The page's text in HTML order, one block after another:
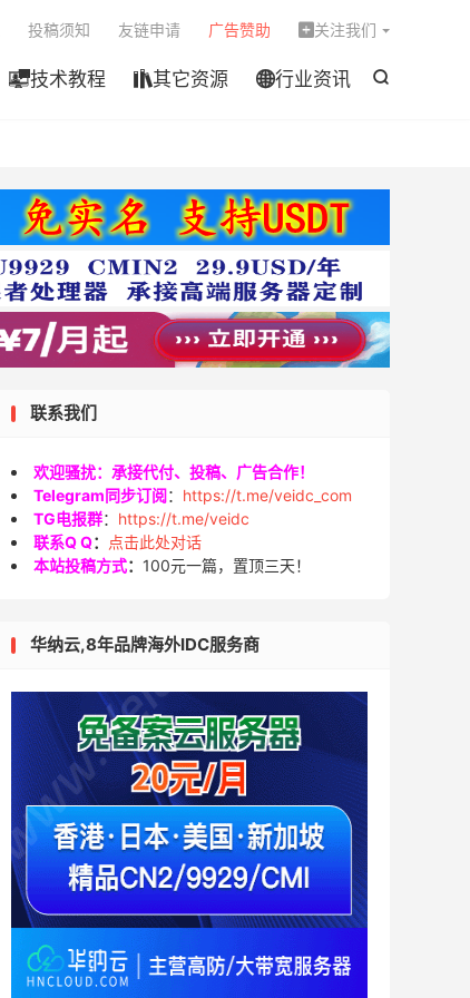

技术教程 其它资源 行业资讯
投稿须知 友链申请 广告赞助  关注我们
联系我们
欢迎骚扰：承接代付、投稿、广告合作！
Telegram同步订阅： https://t.me/veidc_com
TG电报群： https://t.me/veidc
联系Q Q：
点击此处对话
本站投稿方式： 100元一篇，置顶三天！
华纳云,8年品牌海外IDC服务商